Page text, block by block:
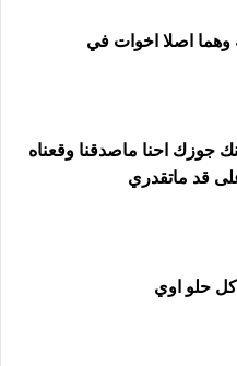
وهما اصلا اخوات في
جوزك احنا ماصدقنا وقعناه
قد ماتقدري
حلو اوي